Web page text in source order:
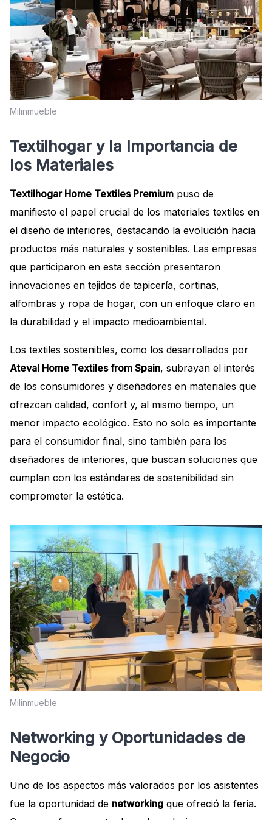
Milinmueble
Textilhogar y la Importancia de
los Materiales
Textilhogar Home Textiles Premium puso de
manifiesto el papel crucial de los materiales textiles en
el diseño de interiores, destacando la evolución hacia
productos más naturales y sostenibles. Las empresas
que participaron en esta sección presentaron
innovaciones en tejidos de tapicería, cortinas,
alfombras y ropa de hogar, con un enfoque claro en
la durabilidad y el impacto medioambiental.
Los textiles sostenibles, como los desarrollados por
Ateval Home Textiles from Spain, subrayan el interés
de los consumidores y diseñadores en materiales que
ofrezcan calidad, confort y, al mismo tiempo, un
menor impacto ecológico. Esto no solo es importante
para el consumidor final, sino también para los
diseñadores de interiores, que buscan soluciones que
cumplan con los estándares de sostenibilidad sin
comprometer la estética.
Milinmueble
Networking y Oportunidades de
Negocio
Uno de los aspectos más valorados por los asistentes
fue la oportunidad de networking que ofreció la feria.